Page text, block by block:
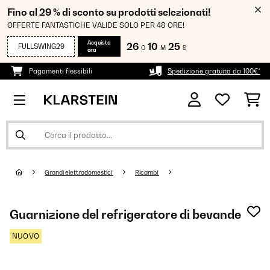
Fino al 29 % di sconto su prodotti selezionati!
OFFERTE FANTASTICHE VALIDE SOLO PER 48 ORE!
FULLSWING29
Acquista
ora
26 O 10 M 23 S
Pagamenti flessibili Spedizione gratuita da 100€*
Grandi elettrodomestici Ricambi
Guarnizione del refrigeratore di bevande
NUOVO